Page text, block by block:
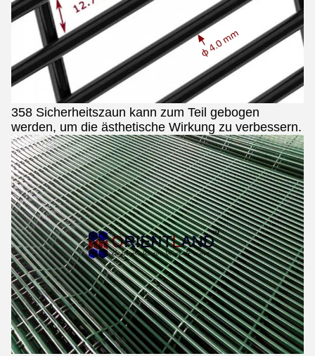
358 Sicherheitszaun kann zum Teil gebogen
werden, um die ästhetische Wirkung zu verbessern.